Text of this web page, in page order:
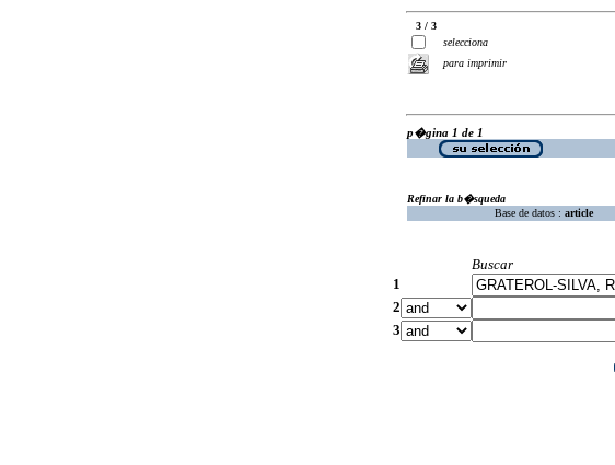
3 / 3
selecciona
para imprimir
p�gina 1 de 1
Refinar la b�squeda
Base de datos : article
Buscar
1
2
3